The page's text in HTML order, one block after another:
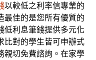
以較低之利率信專業的
最佳的是您所有優質的
低利息筆錢提供多元化
比對的學生皆可申辦式
親切免費諮詢。在家學